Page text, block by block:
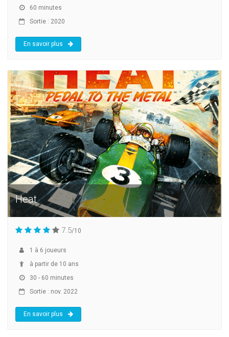
60 minutes
Sortie : 2020
En savoir plus
Heat
7.5/10
1 à 6 joueurs
à partir de 10 ans
30 - 60 minutes
Sortie : nov. 2022
En savoir plus